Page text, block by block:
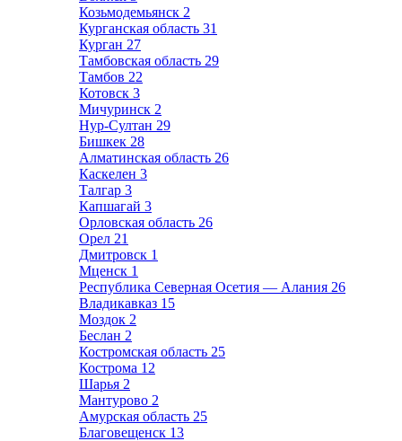
Козьмодемьянск 2
Курганская область 31
Курган 27
Тамбовская область 29
Тамбов 22
Котовск 3
Мичуринск 2
Нур-Султан 29
Бишкек 28
Алматинская область 26
Каскелен 3
Талгар 3
Капшагай 3
Орловская область 26
Орел 21
Дмитровск 1
Мценск 1
Республика Северная Осетия — Алания 26
Владикавказ 15
Моздок 2
Беслан 2
Костромская область 25
Кострома 12
Шарья 2
Мантурово 2
Амурская область 25
Благовещенск 13